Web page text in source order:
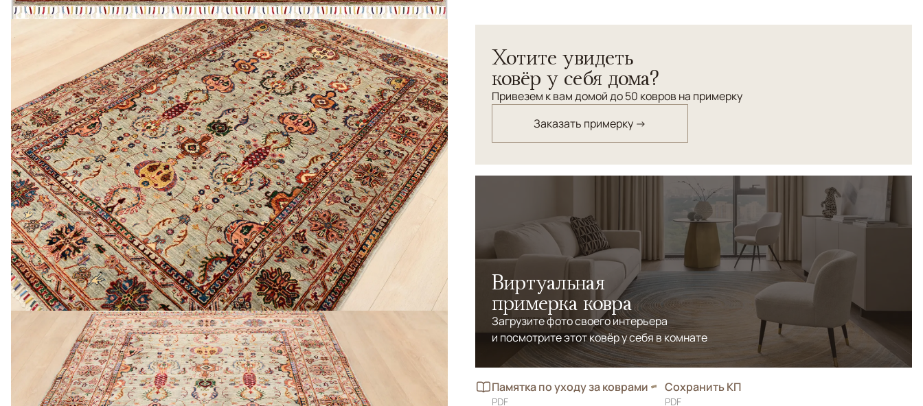
Хотите увидеть
ковёр у себя дома?
Привезем к вам домой до 50 ковров на примерку
Заказать примерку →
Виртуальная
примерка ковра
Загрузите фото своего интерьера
и посмотрите этот ковёр у себя в комнате
Памятка по уходу за коврами
PDF
Сохранить КП
PDF